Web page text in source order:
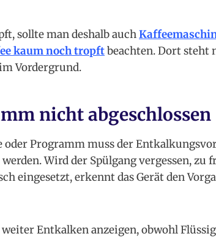
sollte man deshalb auch
kaum noch tropftbeachten. Dort steht
Vordergrund.
nicht abgeschlossen
oder Programm muss der
Wird der Spülgang vergessen, zu
eingesetzt, erkennt das Gerät den
Entkalken anzeigen, obwohl